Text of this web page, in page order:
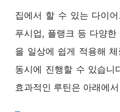
집에서 할 수 있는 다이
푸시업, 플랭크 등 다양
을 일상에 쉽게 적용해
동시에 진행할 수 있습니
효과적인 루틴은 아래에